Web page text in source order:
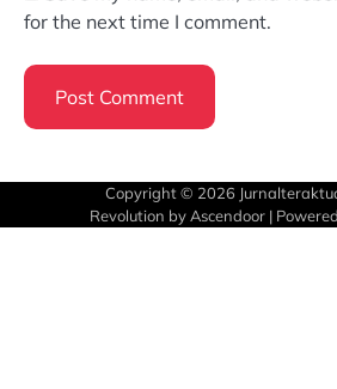
for the next time I comment.
Copyright © 2026
Revolution by Ascendoor |